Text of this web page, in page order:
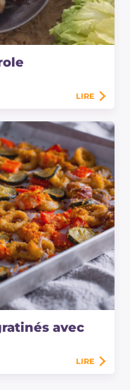
LIRE
avec
LIRE